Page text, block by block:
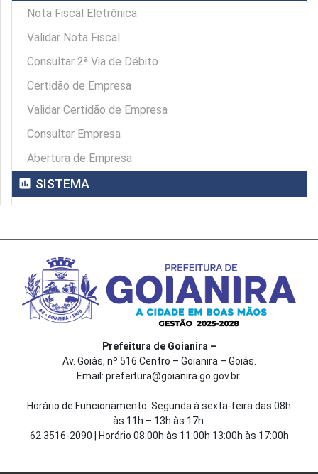
Nota Fiscal Eletrônica
Validar Nota Fiscal
Consultar 2ª Via de Débito
Certidão de Empresa
Validar Certidão de Empresa
Consultar Empresa
Abertura de Empresa
assessment SISTEMA
Prefeitura de Goianira –
Av. Goiás, nº 516 Centro – Goianira – Goiás.
Email: prefeitura@goianira.go.gov.br.
Horário de Funcionamento: Segunda à sexta-feira das 08h
às 11h – 13h às 17h.
62 3516-2090 | Horário 08:00h às 11:00h 13:00h às 17:00h